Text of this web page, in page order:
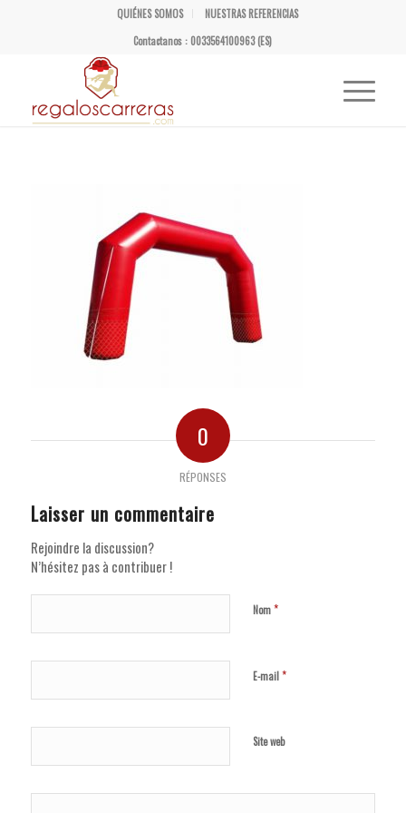
QUIÉNES SOMOS
NUESTRAS REFERENCIAS
Contactanos : 0033564100963 (ES)
0
RÉPONSES
Laisser un commentaire
Rejoindre la discussion?
N’hésitez pas à contribuer !
Nom*
E-mail*
Site web